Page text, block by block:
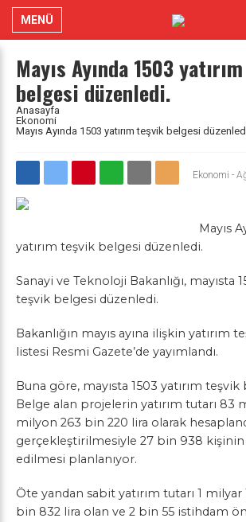
MENÜ
Mayıs Ayında 1503
belgesi düzenledi.
Anasayfa
Ekonomi
Mayıs Ayında 1503 yatırım teşvik belgesi
Ekonomi -
Mayıs
yatırım teşvik belgesi düzenledi.
Sanayi ve Teknoloji Bakanlığı, mayısta
teşvik belgesi düzenledi.
Bakanlığın mayıs ayına ilişkin yatırım
listesi Resmi Gazete’de yayımlandı.
Buna göre, mayısta 1503 yatırım
Belge alan projelerin yatırım tutarı 83
milyon 263 bin 220 lira olarak
gerçekleştirilmesiyle 27 bin 938
edilmesi planlanıyor.
Öte yandan sabit yatırım tutarı 1
bin 832 lira olan ve 2 bin 55 istihdam